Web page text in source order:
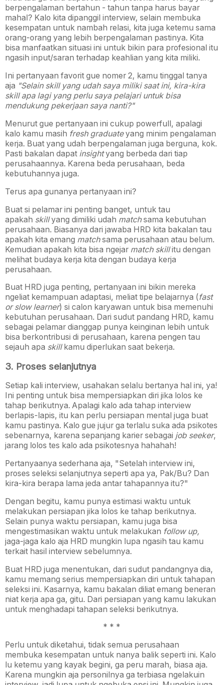
berpengalaman bertahun - tahun tanpa harus bayar
mahal? Kalo kita dipanggil interview, selain membuka
kesempatan untuk nambah relasi, kita juga ketemu sama
orang-orang yang lebih berpengalaman pastinya. Kita
bisa manfaatkan situasi ini untuk bikin para profesional itu
ngasih input/saran terhadap keahlian yang kita miliki.
Ini pertanyaan favorit gue nomer 2, kamu tinggal tanya
aja "Selain skill yang udah saya miliki saat ini, kira-kira
skill apa lagi yang perlu saya pelajari untuk bisa
mendukung pekerjaan saya nanti?"
Menurut gue pertanyaan ini cukup powerfull, apalagi
kalo kamu masih fresh graduateyang minim pengalaman
kerja. Buat yang udah berpengalaman juga berguna, kok.
Pasti bakalan dapat insightyang berbeda dari tiap
perusahaannya. Karena beda perusahaan, beda
kebutuhannya juga.
Terus apa gunanya pertanyaan ini?
Buat si pelamar ini penting banget, untuk tau
apakah skillyang dimiliki udah matchsama kebutuhan
perusahaan. Biasanya dari jawaba HRD kita bakalan tau
apakah kita emang matchsama perusahaan atau belum.
Kemudian apakah kita bisa ngejar match skillitu dengan
melihat budaya kerja kita dengan budaya kerja
perusahaan.
Buat HRD juga penting, pertanyaan ini bikin mereka
ngeliat kemampuan adaptasi, meliat tipe belajarnya (fast
or slow learner) si calon karyawan untuk bisa memenuhi
kebutuhan perusahaan. Dari sudut pandang HRD, kamu
sebagai pelamar dianggap punya keinginan lebih untuk
bisa berkontribusi di perusahaan, karena pengen tau
sejauh apa skill kamu diperlukan saat bekerja.
3. Proses selanjutnya
Setiap kali interview, usahakan selalu bertanya hal ini, ya!
Ini penting untuk bisa mempersiapkan diri jika lolos ke
tahap berikutnya. Apalagi kalo ada tahap interview
berlapis-lapis, itu kan perlu persiapan mental juga buat
kamu pastinya. Kalo gue jujur ga terlalu suka ada psikotes
sebenarnya, karena sepanjang karier sebagai job seeker,
jarang lolos tes kalo ada psikotesnya hahahah!
Pertanyaanya sederhana aja, "Setelah interview ini,
proses seleksi selanjutnya seperti apa ya, Pak/Bu? Dan
kira-kira berapa lama jeda antar tahapannya itu?"
Dengan begitu, kamu punya estimasi waktu untuk
melakukan persiapan jika lolos ke tahap berikutnya.
Selain punya waktu persiapan, kamu juga bisa
mengestimasikan waktu untuk melakukan follow up,
jaga-jaga kalo aja HRD mungkin lupa ngasih tau kamu
terkait hasil interview sebelumnya.
Buat HRD juga menentukan, dari sudut pandangnya dia,
kamu memang serius mempersiapkan diri untuk tahapan
seleksi ini. Kasarnya, kamu bakalan diliat emang beneran
niat kerja apa ga, gitu. Dari persiapan yang kamu lakukan
untuk menghadapi tahapan seleksi berikutnya.
* * *
Perlu untuk diketahui, tidak semua perusahaan
membuka kesempatan untuk nanya balik seperti ini. Kalo
lu ketemu yang kayak begini, ga peru marah, biasa aja.
Karena mungkin aja personilnya ga terbiasa ngelakuin